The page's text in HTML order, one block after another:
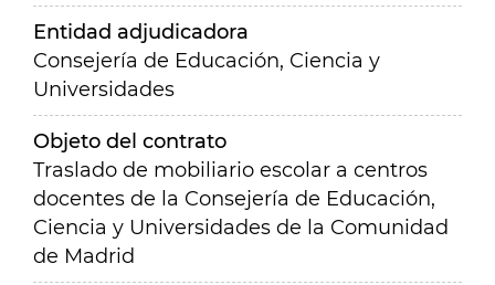
Entidad adjudicadora
Consejería de Educación, Ciencia y
Universidades
Objeto del contrato
Traslado de mobiliario escolar a centros
docentes de la Consejería de Educación,
Ciencia y Universidades de la Comunidad
de Madrid